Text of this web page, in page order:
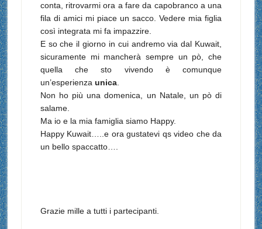
conta, ritrovarmi ora a fare da capobranco a una
fila di amici mi piace un sacco. Vedere mia figlia
così integrata mi fa impazzire.
E so che il giorno in cui andremo via dal Kuwait,
sicuramente mi mancherà sempre un pò, che
quella che sto vivendo è comunque
un’esperienza unica.
Non ho più una domenica, un Natale, un pò di
salame.
Ma io e la mia famiglia siamo Happy.
Happy Kuwait…..e ora gustatevi qs video che da
un bello spaccatto….
Grazie mille a tutti i partecipanti.